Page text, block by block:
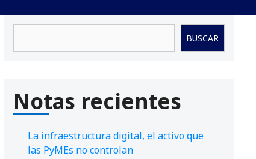
BUSCAR
Notas recientes
La infraestructura digital, el activo que
las PyMEs no controlan